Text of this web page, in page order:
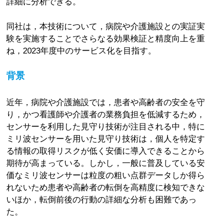
同社は，本技術について，病院や介護施設との実証実
験を実施することでさらなる効果検証と精度向上を重
ね，2023年度中のサービス化を目指す。
背景
近年，病院や介護施設では，患者や高齢者の安全を守
り，かつ看護師や介護者の業務負担を低減するため，
センサーを利用した見守り技術が注目される中，特に
ミリ波センサーを用いた見守り技術は，個人を特定す
る情報の取得リスクが低く安価に導入できることから
期待が高まっている。しかし，一般に普及している安
価なミリ波センサーは粒度の粗い点群データしか得ら
れないため患者や高齢者の転倒を高精度に検知できな
いほか，転倒前後の行動の詳細な分析も困難であっ
た。